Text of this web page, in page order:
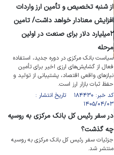
از شنبه تخصیص و تأمین ارز واردات
افزایش معنادار خواهد داشت/ تامین
۲میلیارد دلار برای صنعت در اولین
مرحله
سیاست بانک مرکزی در دوره جدید، استفاده
فعال از گشایش‌های ارزی اخیر برای تأمین
نیاز‌های واقعی اقتصاد، پشتیبانی از تولید و
حفظ ثبات بازار ارز است.
کد خبر: ۱۸۴۴۳۰ تاریخ انتشار :
۱۴۰۵/۰۴/۰۳
در سفر رئیس کل بانک مرکزی به روسیه
چه گذشت؟
جزئیات سفر رئیس کل بانک مرکزی به روسیه
منتشر شد.